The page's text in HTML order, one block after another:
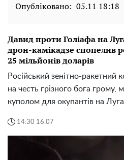
Опубліковано: 05.11 18:18
Давид проти Голіафа на
дрон-камікадзе спопелив
25 мільйонів доларів
Російський зенітно-ракетний
на честь грізного бога грому,
куполом для окупантів на
14:30 16.07